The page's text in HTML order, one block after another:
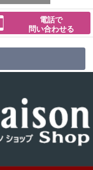
電話で
問い合わせる